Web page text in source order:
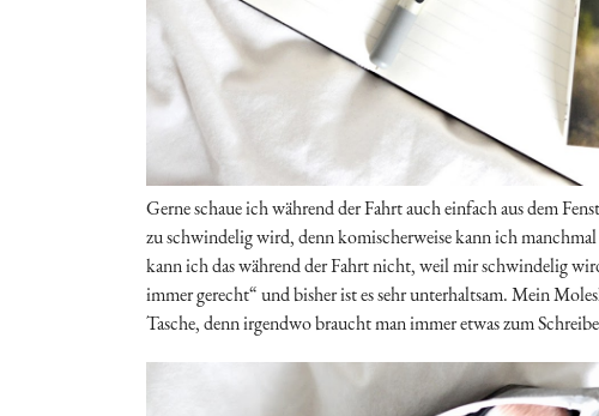
Gerne schaue ich während der Fahrt auch einfach aus dem
zu schwindelig wird, denn komischerweise kann ich
kann ich das während der Fahrt nicht, weil mir schwindelig
immer gerecht“ und bisher ist es sehr unterhaltsam. Mein
Tasche, denn irgendwo braucht man immer etwas zum